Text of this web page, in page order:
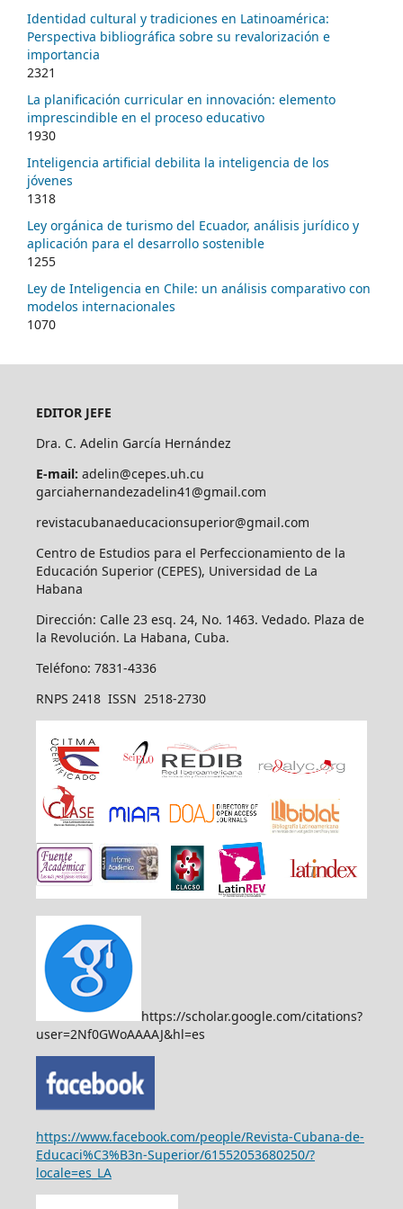
Identidad cultural y tradiciones en Latinoamérica:
Perspectiva bibliográfica sobre su revalorización e
importancia
2321
La planificación curricular en innovación: elemento
imprescindible en el proceso educativo
1930
Inteligencia artificial debilita la inteligencia de los
jóvenes
1318
Ley orgánica de turismo del Ecuador, análisis jurídico y
aplicación para el desarrollo sostenible
1255
Ley de Inteligencia en Chile: un análisis comparativo con
modelos internacionales
1070
EDITOR JEFE
Dra. C. Adelin García Hernández
E-mail: adelin@cepes.uh.cu
garciahernandezadelin41@gmail.com
revistacubanaeducacionsuperior@gmail.com
Centro de Estudios para el Perfeccionamiento de la
Educación Superior (CEPES), Universidad de La
Habana
Dirección: Calle 23 esq. 24, No. 1463. Vedado. Plaza de
la Revolución. La Habana, Cuba.
Teléfono: 7831-4336
RNPS 2418 ISSN 2518-2730
https://scholar.google.com/citations?
user=2Nf0GWoAAAAJ&hl=es
https://www.facebook.com/people/Revista-Cubana-de-
Educaci%C3%B3n-Superior/61552053680250/?
locale=es_LA